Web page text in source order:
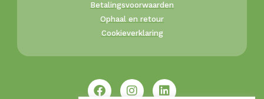
Betalingsvoorwaarden
Ophaal en retour
Cookieverklaring